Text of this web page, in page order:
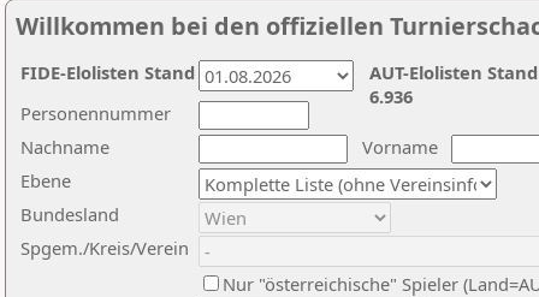
Willkommen bei den offiziellen
Nachname
Vorname
Ebene
Personennummer
Bundesland
Spgem./Kreis/Verein
Nur "österreichische" Spieler
AUT-Elolisten
6.936
FIDE-Elolisten Stand